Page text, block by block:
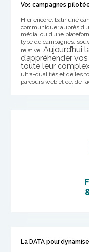
Vos campagnes
Hier encore, bâtir une
communiquer auprès
média, ou d’une
type de campagnes,
relative.Aujourd’hui
d’appréhender
toute leur
ultra-qualifiés et de les
parcours web et ce, de
La DATA pour